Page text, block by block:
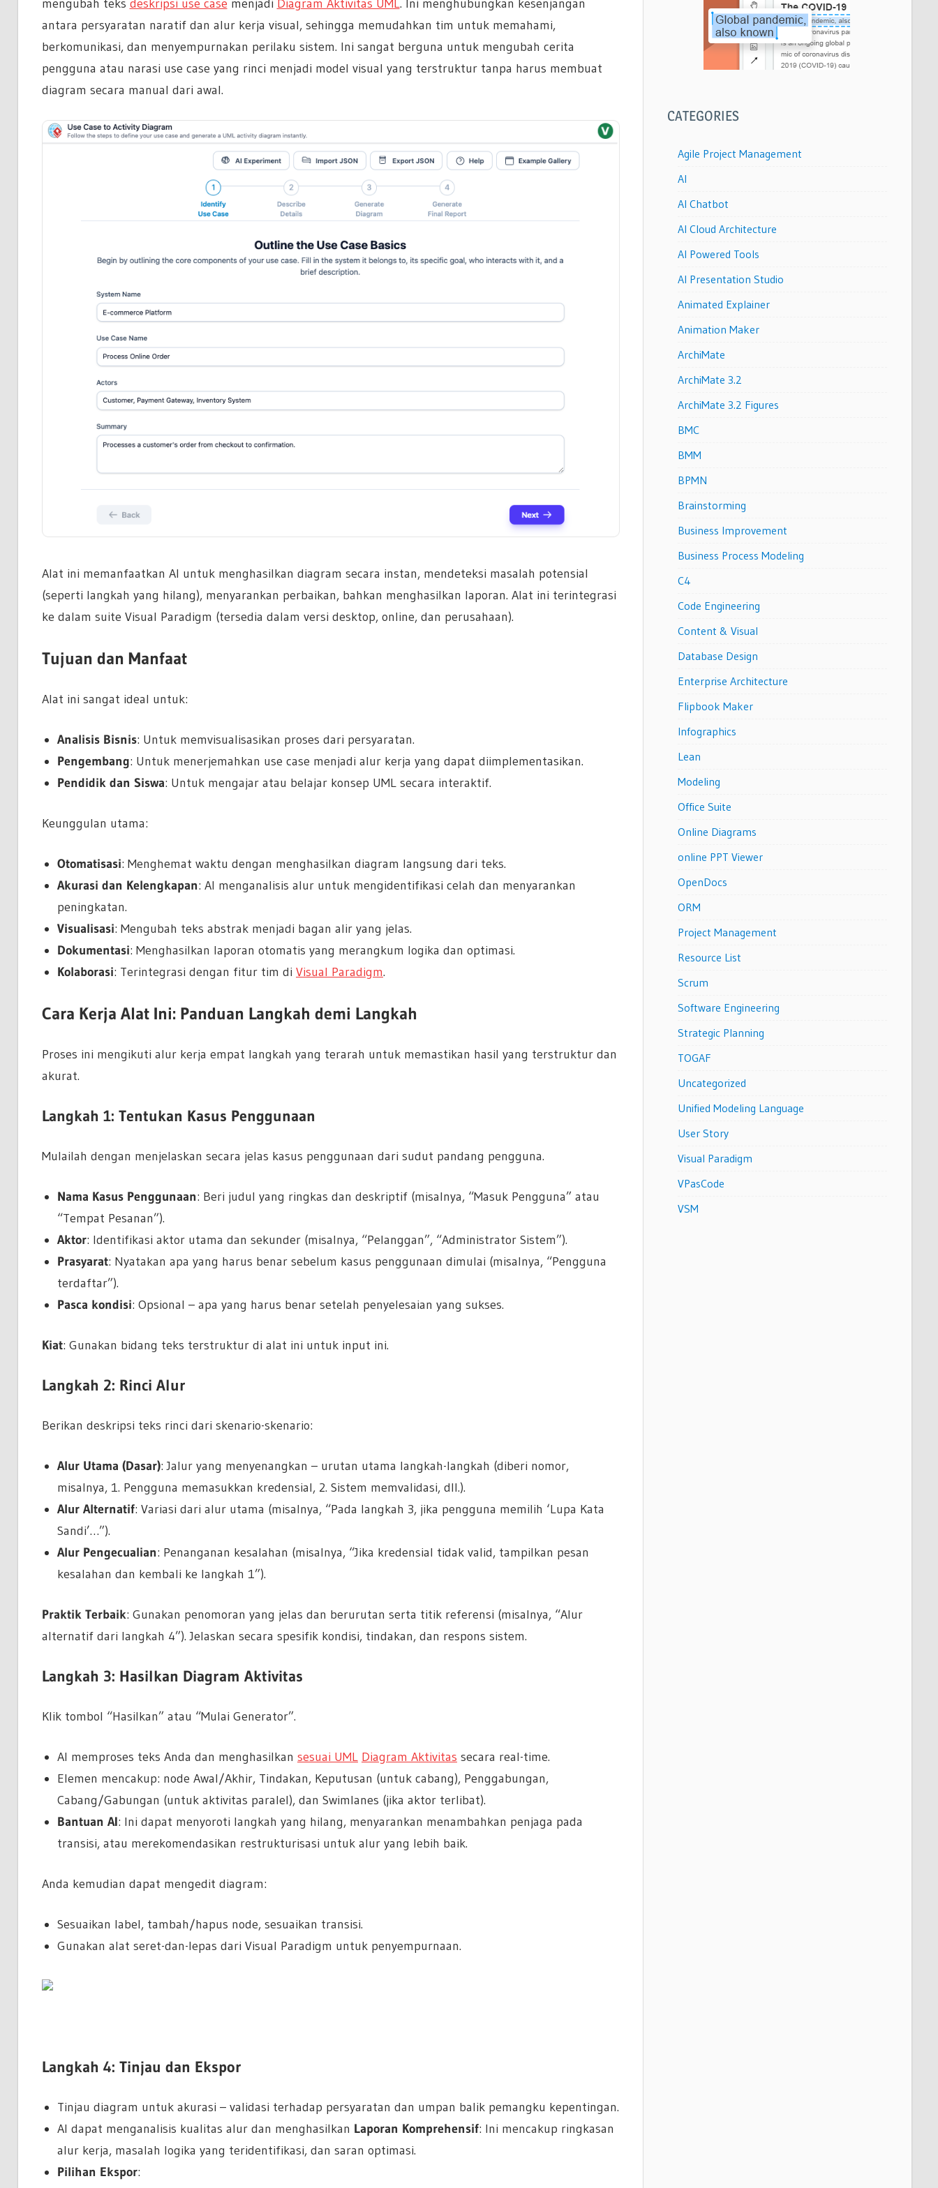
mengubah teks deskripsi use case menjadi Diagram Aktivitas UML. Ini menghubungkan kesenjangan
antara persyaratan naratif dan alur kerja visual, sehingga memudahkan tim untuk memahami,
berkomunikasi, dan menyempurnakan perilaku sistem. Ini sangat berguna untuk mengubah cerita
pengguna atau narasi use case yang rinci menjadi model visual yang terstruktur tanpa harus membuat
diagram secara manual dari awal.
Alat ini memanfaatkan AI untuk menghasilkan diagram secara instan, mendeteksi masalah potensial
(seperti langkah yang hilang), menyarankan perbaikan, bahkan menghasilkan laporan. Alat ini terintegrasi
ke dalam suite Visual Paradigm (tersedia dalam versi desktop, online, dan perusahaan).
Tujuan dan Manfaat
Alat ini sangat ideal untuk:
Analisis Bisnis: Untuk memvisualisasikan proses dari persyaratan.
Pengembang: Untuk menerjemahkan use case menjadi alur kerja yang dapat diimplementasikan.
Pendidik dan Siswa: Untuk mengajar atau belajar konsep UML secara interaktif.
Keunggulan utama:
Otomatisasi: Menghemat waktu dengan menghasilkan diagram langsung dari teks.
Akurasi dan Kelengkapan: AI menganalisis alur untuk mengidentifikasi celah dan menyarankan
peningkatan.
Visualisasi: Mengubah teks abstrak menjadi bagan alir yang jelas.
Dokumentasi: Menghasilkan laporan otomatis yang merangkum logika dan optimasi.
Kolaborasi: Terintegrasi dengan fitur tim di Visual Paradigm.
Cara Kerja Alat Ini: Panduan Langkah demi Langkah
Proses ini mengikuti alur kerja empat langkah yang terarah untuk memastikan hasil yang terstruktur dan
akurat.
Langkah 1: Tentukan Kasus Penggunaan
Mulailah dengan menjelaskan secara jelas kasus penggunaan dari sudut pandang pengguna.
Nama Kasus Penggunaan: Beri judul yang ringkas dan deskriptif (misalnya, “Masuk Pengguna” atau
“Tempat Pesanan”).
Aktor: Identifikasi aktor utama dan sekunder (misalnya, “Pelanggan”, “Administrator Sistem”).
Prasyarat: Nyatakan apa yang harus benar sebelum kasus penggunaan dimulai (misalnya, “Pengguna
terdaftar”).
Pasca kondisi: Opsional – apa yang harus benar setelah penyelesaian yang sukses.
Kiat: Gunakan bidang teks terstruktur di alat ini untuk input ini.
Langkah 2: Rinci Alur
Berikan deskripsi teks rinci dari skenario-skenario:
Alur Utama (Dasar): Jalur yang menyenangkan – urutan utama langkah-langkah (diberi nomor,
misalnya, 1. Pengguna memasukkan kredensial, 2. Sistem memvalidasi, dll.).
Alur Alternatif: Variasi dari alur utama (misalnya, “Pada langkah 3, jika pengguna memilih ‘Lupa Kata
Sandi’…”).
Alur Pengecualian: Penanganan kesalahan (misalnya, “Jika kredensial tidak valid, tampilkan pesan
kesalahan dan kembali ke langkah 1”).
Praktik Terbaik: Gunakan penomoran yang jelas dan berurutan serta titik referensi (misalnya, “Alur
alternatif dari langkah 4”). Jelaskan secara spesifik kondisi, tindakan, dan respons sistem.
Langkah 3: Hasilkan Diagram Aktivitas
Klik tombol “Hasilkan” atau “Mulai Generator”.
AI memproses teks Anda dan menghasilkan sesuai UML Diagram Aktivitas secara real-time.
Elemen mencakup: node Awal/Akhir, Tindakan, Keputusan (untuk cabang), Penggabungan,
Cabang/Gabungan (untuk aktivitas paralel), dan Swimlanes (jika aktor terlibat).
Bantuan AI: Ini dapat menyoroti langkah yang hilang, menyarankan menambahkan penjaga pada
transisi, atau merekomendasikan restrukturisasi untuk alur yang lebih baik.
Anda kemudian dapat mengedit diagram:
Sesuaikan label, tambah/hapus node, sesuaikan transisi.
Gunakan alat seret-dan-lepas dari Visual Paradigm untuk penyempurnaan.
Langkah 4: Tinjau dan Ekspor
Tinjau diagram untuk akurasi – validasi terhadap persyaratan dan umpan balik pemangku kepentingan.
AI dapat menganalisis kualitas alur dan menghasilkan Laporan Komprehensif: Ini mencakup ringkasan
alur kerja, masalah logika yang teridentifikasi, dan saran optimasi.
Pilihan Ekspor:
CATEGORIES
Agile Project Management
AI
AI Chatbot
AI Cloud Architecture
AI Powered Tools
AI Presentation Studio
Animated Explainer
Animation Maker
ArchiMate
ArchiMate 3.2
ArchiMate 3.2 Figures
BMC
BMM
BPMN
Brainstorming
Business Improvement
Business Process Modeling
C4
Code Engineering
Content & Visual
Database Design
Enterprise Architecture
Flipbook Maker
Infographics
Lean
Modeling
Office Suite
Online Diagrams
online PPT Viewer
OpenDocs
ORM
Project Management
Resource List
Scrum
Software Engineering
Strategic Planning
TOGAF
Uncategorized
Unified Modeling Language
User Story
Visual Paradigm
VPasCode
VSM